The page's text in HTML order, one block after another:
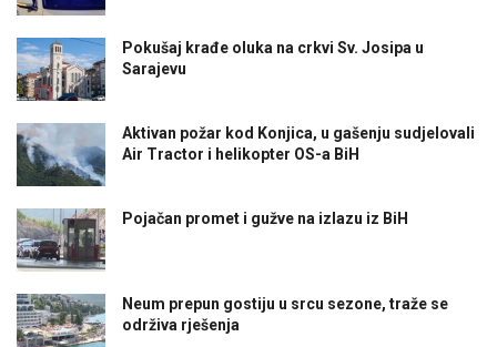
Pokušaj krađe oluka na crkvi Sv. Josipa u
Sarajevu
Aktivan požar kod Konjica, u gašenju sudjelovali
Air Tractor i helikopter OS-a BiH
Pojačan promet i gužve na izlazu iz BiH
Neum prepun gostiju u srcu sezone, traže se
održiva rješenja